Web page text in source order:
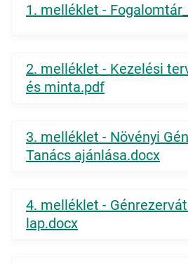
1. melléklet -
2. melléklet - Kezelési
és minta.pdf
3. melléklet - Növényi
Tanács ajánlása.docx
4. melléklet -
lap.docx